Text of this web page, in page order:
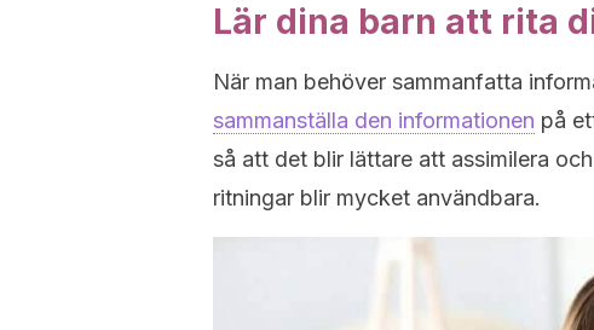
Lär dina barn att rita
När man behöver sammanfatta
sammanställa den informationen på
så att det blir lättare att assimilera
ritningar blir mycket användbara.